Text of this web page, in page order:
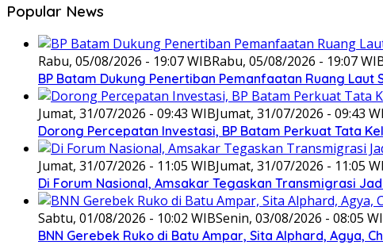
Popular News
Rabu, 05/08/2026 - 19:07 WIBRabu, 05/08/2026 - 19:07
BP Batam Dukung Penertiban Pemanfaatan Ruang
Jumat, 31/07/2026 - 09:43 WIBJumat, 31/07/2026 - 09:43
Dorong Percepatan Investasi, BP Batam Perkuat Tata
Jumat, 31/07/2026 - 11:05 WIBJumat, 31/07/2026 - 11:05
Di Forum Nasional, Amsakar Tegaskan Transmigrasi
Sabtu, 01/08/2026 - 10:02 WIBSenin, 03/08/2026 - 08:05
BNN Gerebek Ruko di Batu Ampar, Sita Alphard, Agya,